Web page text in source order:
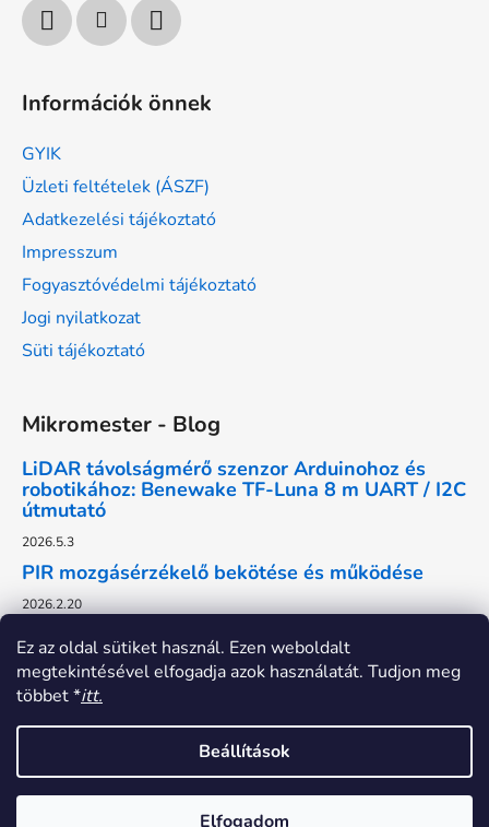
Ez az oldal sütiket használ. Ezen weboldalt
megtekintésével elfogadja azok használatát. Tudjon meg
többet *itt.
Beállítások
Elfogadom
Információk önnek
GYIK
Üzleti feltételek (ÁSZF)
Adatkezelési tájékoztató
Impresszum
Fogyasztóvédelmi tájékoztató
Jogi nyilatkozat
Süti tájékoztató
Mikromester - Blog
LiDAR távolságmérő szenzor Arduinohoz és
robotikához: Benewake TF-Luna 8 m UART / I2C
útmutató
2026.5.3
PIR mozgásérzékelő bekötése és működése
2026.2.20